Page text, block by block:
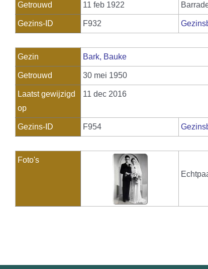
Getrouwd 11 feb 1922
Gezins-ID F932
Gezin Bark, Bauke
Getrouwd 30 mei 1950
Laatst gewijzigd
op
11 dec 2016
Gezins-ID F954
Foto's